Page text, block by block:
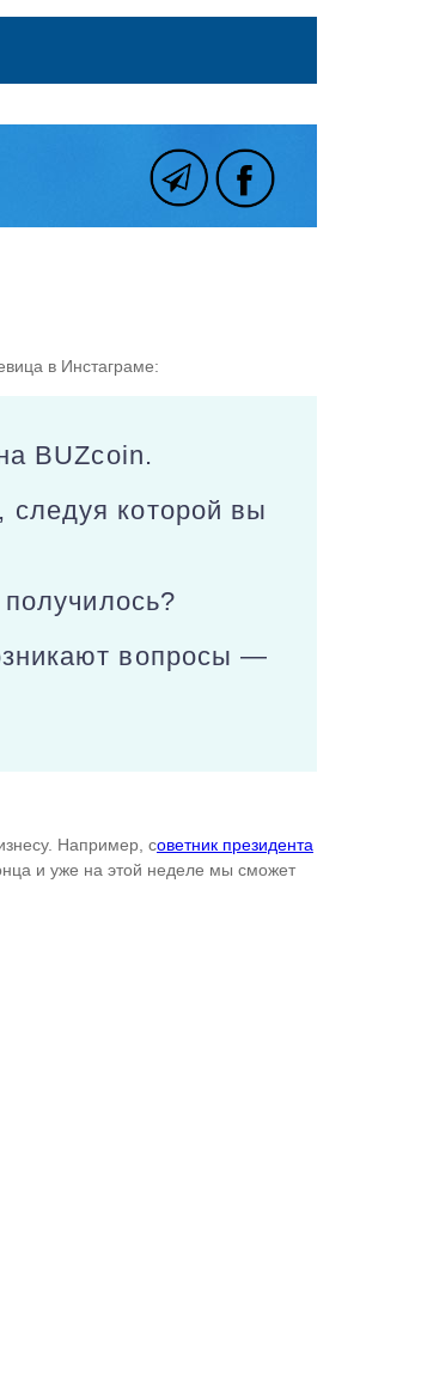
в Инстаграме:
BUZcoin.
которой вы
вопросы —
Например, советник президента
и уже на этой неделе мы сможет